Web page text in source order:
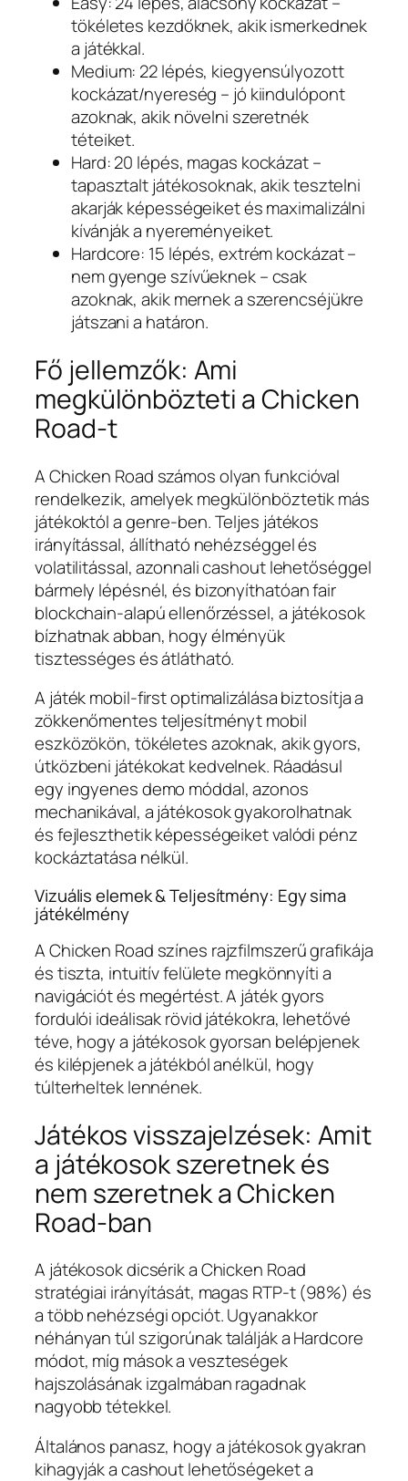
tökéletes kezdőknek, akik ismerkednek
a játékkal.
Medium: 22 lépés, kiegyensúlyozott
kockázat/nyereség – jó kiindulópont
azoknak, akik növelni szeretnék
téteiket.
Hard: 20 lépés, magas kockázat –
tapasztalt játékosoknak, akik tesztelni
akarják képességeiket és maximalizálni
kívánják a nyereményeiket.
Hardcore: 15 lépés, extrém kockázat –
nem gyenge szívűeknek – csak
azoknak, akik mernek a szerencséjükre
játszani a határon.
Fő jellemzők: Ami
megkülönbözteti a Chicken
Road-t
A Chicken Road számos olyan funkcióval
rendelkezik, amelyek megkülönböztetik más
játékoktól a genre-ben. Teljes játékos
irányítással, állítható nehézséggel és
volatilitással, azonnali cashout lehetőséggel
bármely lépésnél, és bizonyíthatóan fair
blockchain-alapú ellenőrzéssel, a játékosok
bízhatnak abban, hogy élményük
tisztességes és átlátható.
A játék mobil-first optimalizálása biztosítja a
zökkenőmentes teljesítményt mobil
eszközökön, tökéletes azoknak, akik gyors,
útközbeni játékokat kedvelnek. Ráadásul
egy ingyenes demo móddal, azonos
mechanikával, a játékosok gyakorolhatnak
és fejleszthetik képességeiket valódi pénz
kockáztatása nélkül.
Vizuális elemek & Teljesítmény: Egy sima
játékélmény
A Chicken Road színes rajzfilmszerű grafikája
és tiszta, intuitív felülete megkönnyíti a
navigációt és megértést. A játék gyors
fordulói ideálisak rövid játékokra, lehetővé
téve, hogy a játékosok gyorsan belépjenek
és kilépjenek a játékból anélkül, hogy
túlterheltek lennének.
Játékos visszajelzések: Amit
a játékosok szeretnek és
nem szeretnek a Chicken
Road-ban
A játékosok dicsérik a Chicken Road
stratégiai irányítását, magas RTP-t (98%) és
a több nehézségi opciót. Ugyanakkor
néhányan túl szigorúnak találják a Hardcore
módot, míg mások a veszteségek
hajszolásának izgalmában ragadnak
nagyobb tétekkel.
Általános panasz, hogy a játékosok gyakran
kihagyják a cashout lehetőségeket a